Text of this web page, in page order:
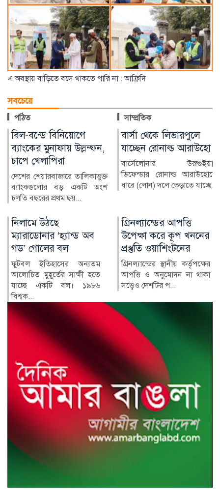
এ অবস্থায় বাড়িতে বসে থাকতে পারি না : আফ্রিদি
সবচেয়ে
পঠিত সাম্প্রতিক
বার্সা থেকে লিভারপুলে
যাচ্ছেন রোনাল্ড আরাউহো
বার্সেলোনার উরুগুইয়ান
ডিফেন্ডার রোনাল্ড আরাউহোকে
ধারে (লোন) দলে ভেড়াতে যাচ্ছে...
চিকিৎসক নিরাপদ
থাকলেই বদলাবে
স্বাস্থ্যসেবার চিত্র
বাংলাদেশের স্বাস্থ্য খাতে গত
কয়েক দশকে উল্লেখযোগ্য
গ্রিনল্যান্ডের আপত্তি
উপেক্ষা করে কূপ খননের
প্রস্তুতি ওয়াশিংটনের
গ্রিনল্যান্ডের স্থানীয় কর্তৃপক্ষের
আপত্তি ও অনুমোদন না থাকা
সত্ত্বেও দেশটির প...
রাশিয়া-ইউক্রেন
পাল্টাপাল্টি হামলায়
নিহত ৩, আহত ১০
রাশিয়া ও ইউক্রেনের মধ্যে
শনিবার রাতভর পাল্টাপাল্টি
হামলায় অন্তত তিনজন নিহত